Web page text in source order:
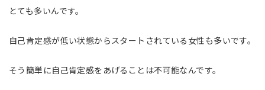
とても多いんです。
自己肯定感が低い状態からスタートされている女性も多いです。
そう簡単に自己肯定感をあげることは不可能なんです。